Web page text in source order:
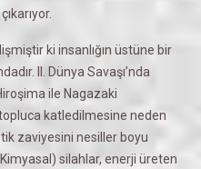
ki insanlığın üstüne bir
II. Dünya Savaşı’nda
ile Nagazaki
katledilmesine neden
zaviyesini nesiller boyu
silahlar, enerji üreten